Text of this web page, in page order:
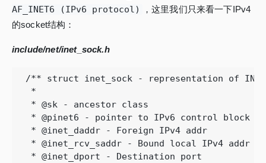
AF_INET6 (IPv6 protocol)
，这里我们只来看一下IPv4
的socket结构：
include/net/inet_sock.h
/** struct inet_sock - representation of
*
* @sk - ancestor class
* @pinet6 - pointer to IPv6 control block
* @inet_daddr - Foreign IPv4 addr
* @inet_rcv_saddr - Bound local IPv4 addr
* @inet_dport - Destination port